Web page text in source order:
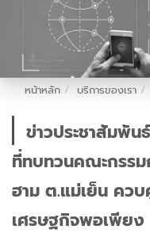
หน้าหลัก บริการของเรา
ข่าวประชาสัมพั
ที่ทบทวนคณะกรร
ฮาม ต.แม่เย็น คว
เศรษฐกิจพอเพียง